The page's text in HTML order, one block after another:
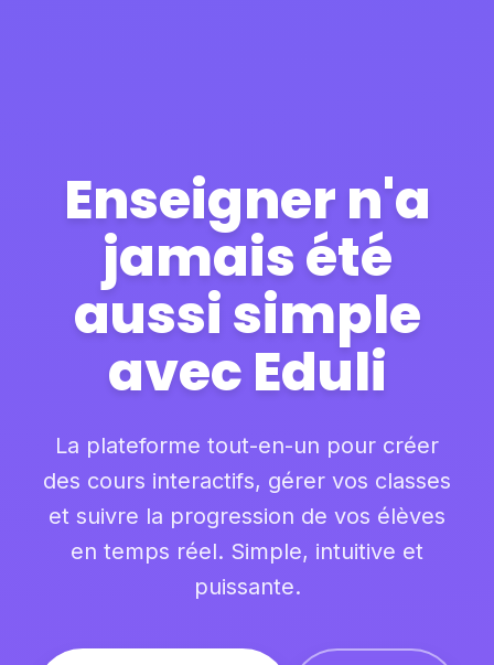
Enseigner n'a
jamais été
aussi simple
avec Eduli
La plateforme tout-en-un pour créer
des cours interactifs, gérer vos classes
et suivre la progression de vos élèves
en temps réel. Simple, intuitive et
puissante.